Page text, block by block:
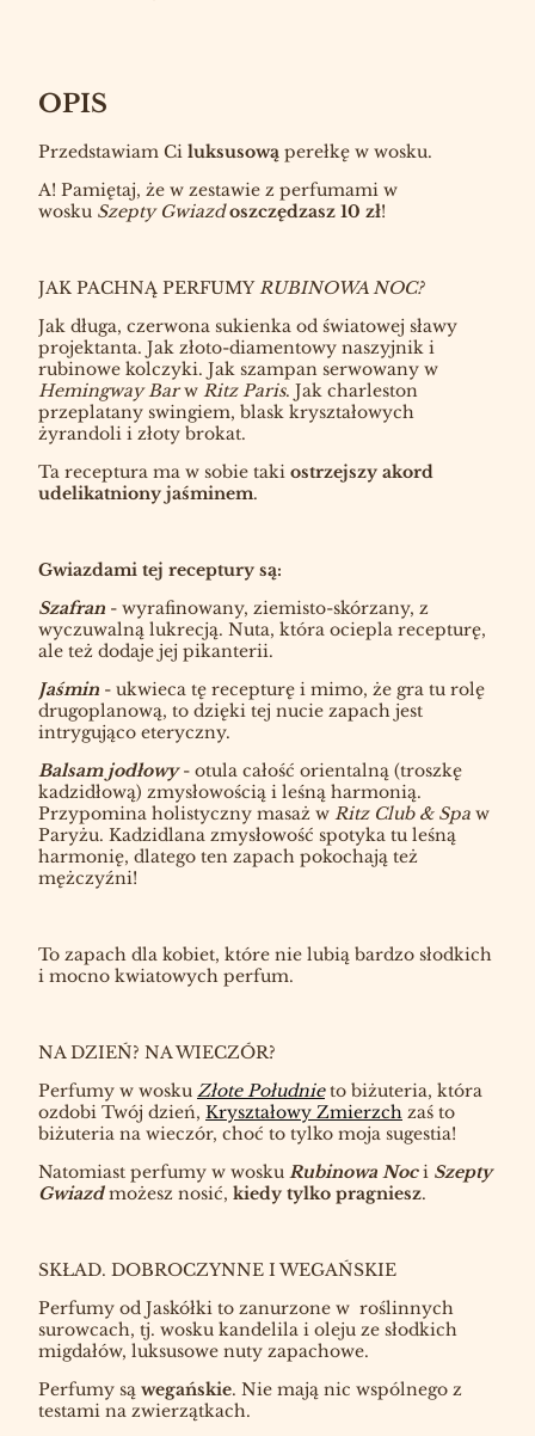
OPIS
Przedstawiam Ci luksusową perełkę w wosku.
A! Pamiętaj, że w zestawie z perfumami w
wosku Szepty Gwiazdoszczędzasz 10 zł!
JAK PACHNĄ PERFUMYRUBINOWA NOC?
Jak długa, czerwona sukienka od światowej sławy
projektanta. Jak złoto-diamentowy naszyjnik i
rubinowe kolczyki. Jak szampan serwowany w
Hemingway Barw Ritz Paris. Jak charleston
przeplatany swingiem, blask kryształowych
żyrandoli i złoty brokat.
Ta receptura ma w sobie taki ostrzejszy akord
udelikatniony jaśminem.
Gwiazdami tej receptury są:
Szafran - wyrafinowany, ziemisto-skórzany, z
wyczuwalną lukrecją. Nuta, która ociepla recepturę,
ale też dodaje jej pikanterii.
Jaśmin - ukwieca tę recepturę i mimo, że gra tu rolę
drugoplanową, to dzięki tej nucie zapach jest
intrygująco eteryczny.
Balsam jodłowy- otula całość orientalną (troszkę
kadzidłową) zmysłowością i leśną harmonią.
Przypomina holistyczny masaż w Ritz Club & Spa w
Paryżu. Kadzidlana zmysłowość spotyka tu leśną
harmonię, dlatego ten zapach pokochają też
mężczyźni!
To zapach dla kobiet, które nie lubią bardzo słodkich
i mocno kwiatowych perfum.
NA DZIEŃ? NA WIECZÓR?
Perfumy w wosku Złote Południeto biżuteria, która
ozdobi Twój dzień, Kryształowy Zmierzch zaś to
biżuteria na wieczór, choć to tylko moja sugestia!
Natomiast perfumy w wosku Rubinowa Noci Szepty
Gwiazdmożesz nosić, kiedy tylko pragniesz.
SKŁAD. DOBROCZYNNE I WEGAŃSKIE
Perfumy od Jaskółki to zanurzone w roślinnych
surowcach, tj. wosku kandelila i oleju ze słodkich
migdałów, luksusowe nuty zapachowe.
Perfumy są wegańskie. Nie mają nic wspólnego z
testami na zwierzątkach.